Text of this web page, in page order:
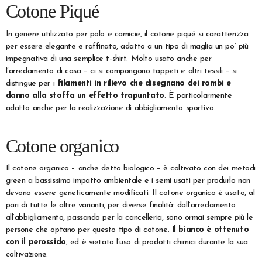
Cotone Piqué
In genere utilizzato per polo e camicie, il cotone piqué si caratterizza
per essere elegante e raffinato, adatto a un tipo di maglia un po’ più
impegnativa di una semplice t-shirt. Molto usato anche per
l’arredamento di casa – ci si compongono tappeti e altri tessili – si
distingue per i filamenti in rilievo che disegnano dei rombi e
danno alla stoffa un effetto trapuntato. È particolarmente
adatto anche per la realizzazione di abbigliamento sportivo.
Cotone organico
Il cotone organico – anche detto biologico – è coltivato con dei metodi
green a bassissimo impatto ambientale e i semi usati per produrlo non
devono essere geneticamente modificati. Il cotone organico è usato, al
pari di tutte le altre varianti, per diverse finalità: dall’arredamento
all’abbigliamento, passando per la cancelleria, sono ormai sempre più le
persone che optano per questo tipo di cotone. Il bianco è ottenuto
con il perossido, ed è vietato l’uso di prodotti chimici durante la sua
coltivazione.